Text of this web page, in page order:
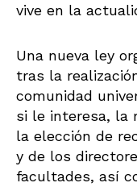
vive en la
Una nueva ley
tras la
comunidad
si le interesa, la
la elección de
y de los
facultades, así